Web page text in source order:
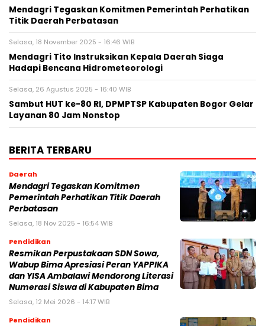
Mendagri Tegaskan Komitmen Pemerintah Perhatikan
Titik Daerah Perbatasan
Selasa, 18 November 2025 - 16:46 WIB
Mendagri Tito Instruksikan Kepala Daerah Siaga
Hadapi Bencana Hidrometeorologi
Selasa, 26 Agustus 2025 - 16:40 WIB
Sambut HUT ke-80 RI, DPMPTSP Kabupaten Bogor Gelar
Layanan 80 Jam Nonstop
BERITA TERBARU
Daerah
Mendagri Tegaskan Komitmen
Pemerintah Perhatikan Titik Daerah
Perbatasan
Selasa, 18 Nov 2025 - 16:54 WIB
Pendidikan
Resmikan Perpustakaan SDN Sowa,
Wabup Bima Apresiasi Peran YAPPIKA
dan YISA Ambalawi Mendorong Literasi
Numerasi Siswa di Kabupaten Bima
Selasa, 12 Mei 2026 - 14:17 WIB
Pendidikan